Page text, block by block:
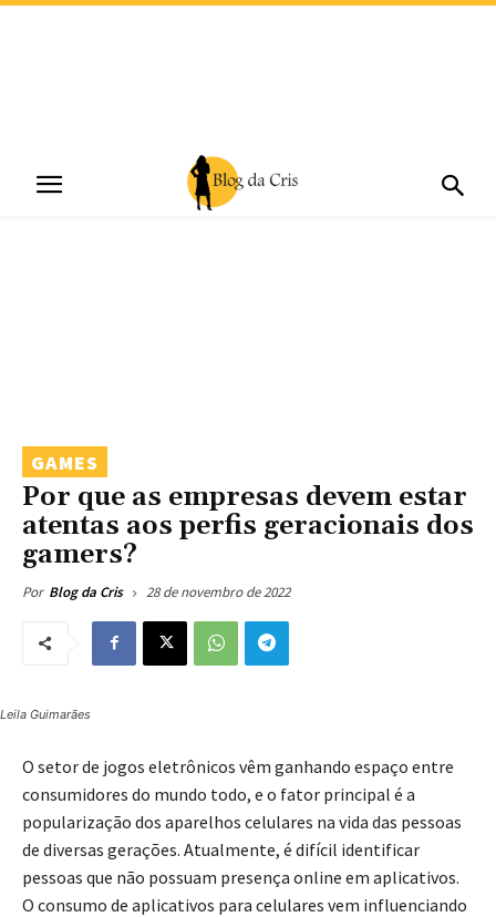
GAMES
Por que as empresas devem estar
atentas aos perfis geracionais dos
gamers?
Por Blog da Cris 28 de novembro de 2022
Leila Guimarães
O setor de jogos eletrônicos vêm ganhando espaço entre
consumidores do mundo todo, e o fator principal é a
popularização dos aparelhos celulares na vida das pessoas
de diversas gerações. Atualmente, é difícil identificar
pessoas que não possuam presença online em aplicativos.
O consumo de aplicativos para celulares vem influenciando